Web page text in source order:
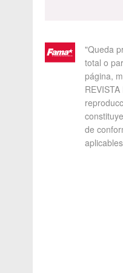
"Queda
total o
página,
de